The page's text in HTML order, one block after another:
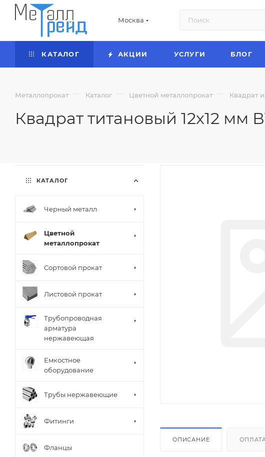
Москва
КАТАЛОГ АКЦИИ УСЛУГИ БЛОГ
Металлопрокат — Каталог — Цветной металлопрокат — Квадрат
Квадрат титановый 12х12 мм
ОПИСАНИЕ
КАТАЛОГ
Черный металл
Цветной
металлопрокат
Сортовой прокат
Листовой прокат
Трубопроводная
арматура
нержавеющая
Емкостное
оборудование
Трубы нержавеющие
Фитинги
Фланцы